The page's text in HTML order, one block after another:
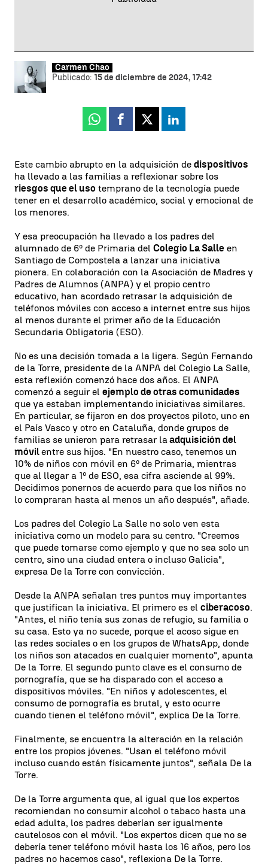
Carmen Chao
Publicado: 15 de diciembre de 2024, 17:42
Whatsapp
Facebook
X Linkedin
Este cambio abrupto en la adquisición de dispositivos
ha llevado a las familias a reflexionar sobre los
riesgos que el uso temprano de la tecnología puede
tener en el desarrollo académico, social y emocional de
los menores.
Y esa preocupación ha llevado a los padres del
alumnado de 6º de Primaria del Colegio La Salle en
Santiago de Compostela a lanzar una iniciativa
pionera. En colaboración con la Asociación de Madres y
Padres de Alumnos (ANPA) y el propio centro
educativo, han acordado retrasar la adquisición de
teléfonos móviles con acceso a internet entre sus hijos
al menos durante el primer año de la Educación
Secundaria Obligatoria (ESO).
No es una decisión tomada a la ligera. Según Fernando
de la Torre, presidente de la ANPA del Colegio La Salle,
esta reflexión comenzó hace dos años. El ANPA
comenzó a seguir el ejemplo de otras comunidades
que ya estaban implementando iniciativas similares.
En particular, se fijaron en dos proyectos piloto, uno en
el País Vasco y otro en Cataluña, donde grupos de
familias se unieron para retrasar la adquisición del
móvilentre sus hijos. "En nuestro caso, tenemos un
10% de niños con móvil en 6º de Primaria, mientras
que al llegar a 1º de ESO, esa cifra asciende al 99%.
Decidimos ponernos de acuerdo para que los niños no
lo compraran hasta al menos un año después", añade.
Los padres del Colegio La Salle no solo ven esta
iniciativa como un modelo para su centro. "Creemos
que puede tomarse como ejemplo y que no sea solo un
centro, sino una ciudad entera o incluso Galicia",
expresa De la Torre con convicción.
Desde la ANPA señalan tres puntos muy importantes
que justifican la iniciativa. El primero es el ciberacoso.
"Antes, el niño tenía sus zonas de refugio, su familia o
su casa. Esto ya no sucede, porque el acoso sigue en
las redes sociales o en los grupos de WhatsApp, donde
los niños son atacados en cualquier momento", apunta
De la Torre. El segundo punto clave es el consumo de
pornografía, que se ha disparado con el acceso a
dispositivos móviles. "En niños y adolescentes, el
consumo de pornografía es brutal, y esto ocurre
cuando tienen el teléfono móvil", explica De la Torre.
Finalmente, se encuentra la alteración en la relación
entre los propios jóvenes. "Usan el teléfono móvil
incluso cuando están físicamente juntos", señala De la
Torre.
De la Torre argumenta que, al igual que los expertos
recomiendan no consumir alcohol o tabaco hasta una
edad adulta, los padres deberían ser igualmente
cautelosos con el móvil. "Los expertos dicen que no se
debería tener teléfono móvil hasta los 16 años, pero los
padres no hacemos caso", reflexiona De la Torre.